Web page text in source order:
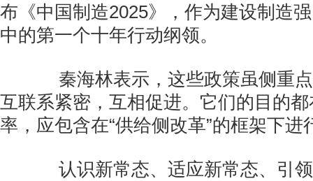
布《中国制造2025》，作为建设制造
中的第一个十年行动纲领。
秦海林表示，这些政策虽侧重点
互联系紧密，互相促进。它们的目的
率，应包含在“供给侧改革”的框架下进
认识新常态、适应新常态、引领